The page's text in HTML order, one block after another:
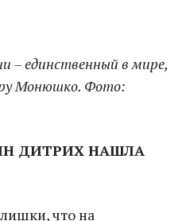
– единственный в мире,
Монюшко. Фото:
ДИТРИХ НАШЛА
что на